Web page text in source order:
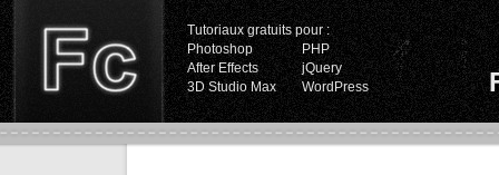
Tutoriaux gratuits pour :
Photoshop
PHP
After Effects
jQuery
3D Studio Max
WordPress